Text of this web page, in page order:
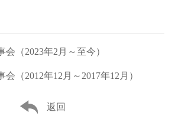
会（2023年2月～至今）
（2012年12月～2017年12月）
返回